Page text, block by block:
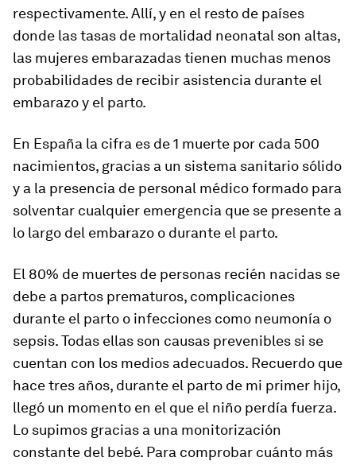
respectivamente. Allí, y en el resto de países
donde las tasas de mortalidad neonatal son altas,
las mujeres embarazadas tienen muchas menos
probabilidades de recibir asistencia durante el
embarazo y el parto.
En España la cifra es de 1 muerte por cada 500
nacimientos, gracias a un sistema sanitario sólido
y a la presencia de personal médico formado para
solventar cualquier emergencia que se presente a
lo largo del embarazo o durante el parto.
El 80% de muertes de personas recién nacidas se
debe a partos prematuros, complicaciones
durante el parto o infecciones como neumonía o
sepsis. Todas ellas son causas prevenibles si se
cuentan con los medios adecuados. Recuerdo que
hace tres años, durante el parto de mi primer hijo,
llegó un momento en el que el niño perdía fuerza.
Lo supimos gracias a una monitorización
constante del bebé. Para comprobar cuánto más